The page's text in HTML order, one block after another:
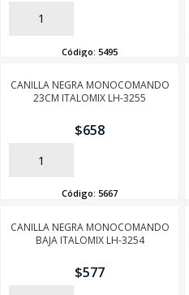
AÑADIR
Código: 5495
CANILLA NEGRA MONOCOMANDO
23CM ITALOMIX LH-3255
$658
AÑADIR
Código: 5667
CANILLA NEGRA MONOCOMANDO
BAJA ITALOMIX LH-3254
$577